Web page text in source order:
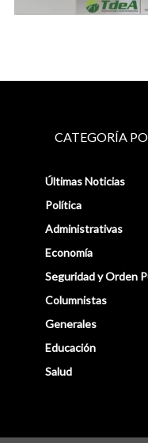
CATEGORÍA
Últimas Noticias
Política
Administrativas
Economía
Seguridad y Orden
Columnistas
Generales
Educación
Salud